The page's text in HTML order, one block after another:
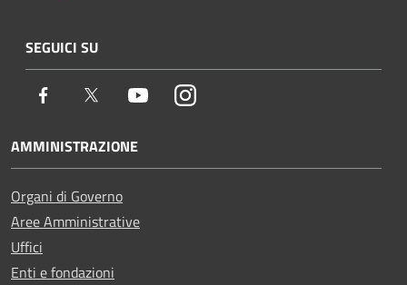
SEGUICI SU
Facebook Twitter YoutubeInstagram
AMMINISTRAZIONE
Organi di Governo
Aree Amministrative
Uffici
Enti e fondazioni